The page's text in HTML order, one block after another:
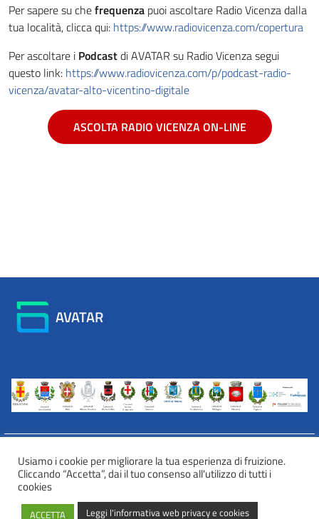
Per sapere su chefrequenza puoi ascoltare Radio Vicenza dalla
tua località, clicca qui: https://www.radiovicenza.com/copertura
Per ascoltare i Podcastdi AVATAR su Radio Vicenza segui
questo link: https://www.radiovicenza.com/p/podcast-radio-
vicenza/avatar-alto-vicentino-digitale
ASCOLTA RADIO VICENZA ON-LINE
AVATAR
INFORMATIVA WEB PRIVACY E COOKIES
Privacy e cookies
Usiamo i cookie per migliorare la tua esperienza di fruizione.
Cliccando “Accetta”, dai il tuo consenso all'utilizzo di tutti i
cookies
ACCETTA Leggi l'informativa web privacy e cookies